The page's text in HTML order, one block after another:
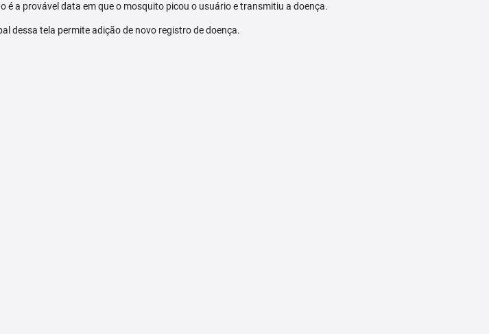
é a provável data em que o mosquito picou o usuário e transmitiu a doença.
dessa tela permite adição de novo registro de doença.